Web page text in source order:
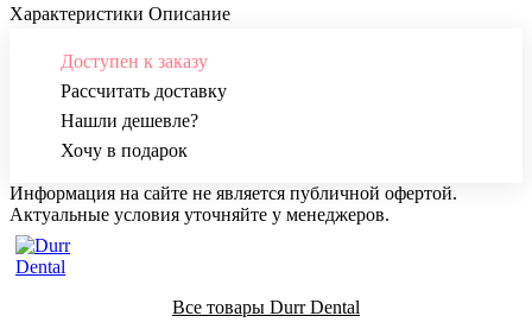
Характеристики Описание
Доступен к заказу
Рассчитать доставку
Нашли дешевле?
Хочу в подарок
Информация на сайте не является публичной офертой.
Актуальные условия уточняйте у менеджеров.
Все товары Durr Dental